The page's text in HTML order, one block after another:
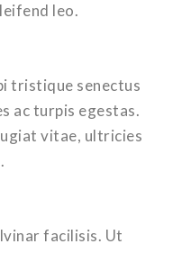
leo.
tristique senectus
ac turpis egestas.
vitae, ultricies
facilisis. Ut